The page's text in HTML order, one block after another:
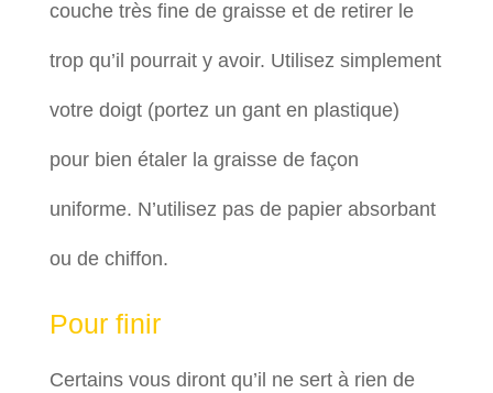
couche très fine de graisse et de retirer le
trop qu’il pourrait y avoir. Utilisez simplement
votre doigt (portez un gant en plastique)
pour bien étaler la graisse de façon
uniforme. N’utilisez pas de papier absorbant
ou de chiffon.
Pour finir
Certains vous diront qu’il ne sert à rien de